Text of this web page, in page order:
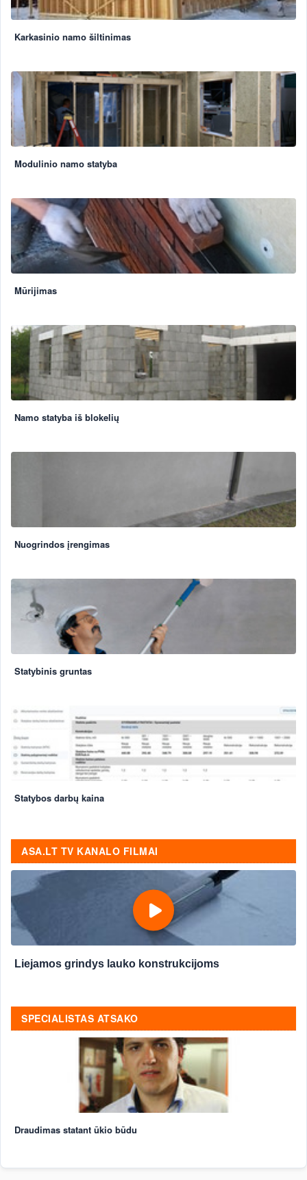
Karkasinio namo šiltinimas
Modulinio namo statyba
Mūrijimas
Namo statyba iš blokelių
Nuogrindos įrengimas
Statybinis gruntas
Statybos darbų kaina
ASA.LT TV KANALO FILMAI
Liejamos grindys lauko konstrukcijoms
SPECIALISTAS ATSAKO
Draudimas statant ūkio būdu